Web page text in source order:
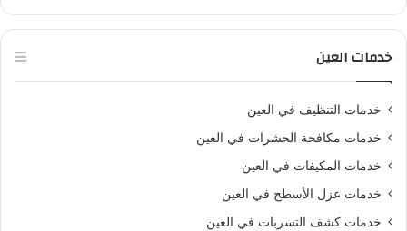
خدمات العين
خدمات التنظيف في العين
خدمات مكافحة الحشرات في العين
خدمات المكيفات في العين
خدمات عزل الأسطح في العين
خدمات كشف التسربات في العين